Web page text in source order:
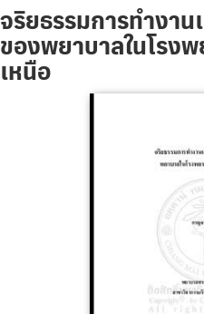
จริยธรรมการทำงา
ของพยาบาลในโรง
เหนือ